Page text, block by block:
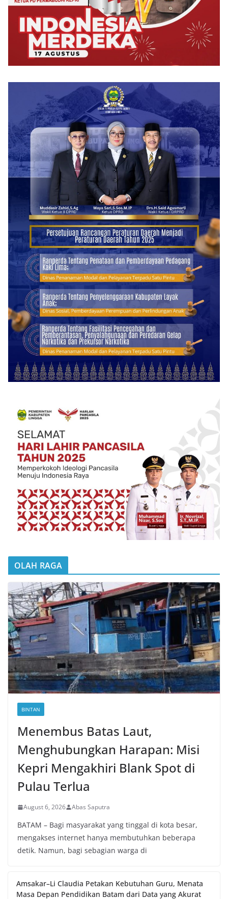
OLAH RAGA
BINTAN
Menembus Batas Laut,
Menghubungkan Harapan: Misi
Kepri Mengakhiri Blank Spot di
Pulau Terlua
August 6, 2026 Abas Saputra
BATAM – Bagi masyarakat yang tinggal di kota besar,
mengakses internet hanya membutuhkan beberapa
detik. Namun, bagi sebagian warga di
Amsakar–Li Claudia Petakan Kebutuhan Guru, Menata
Masa Depan Pendidikan Batam dari Data yang Akurat